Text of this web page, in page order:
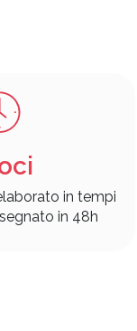
in tempi
in 48h